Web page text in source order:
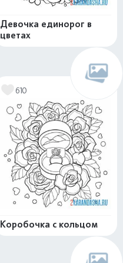
Девочка единорог в
цветах
610
Коробочка с кольцом